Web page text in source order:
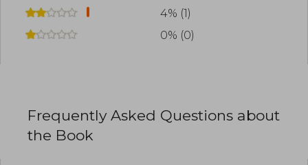
4% (1)
0% (0)
Frequently Asked Questions about
the Book